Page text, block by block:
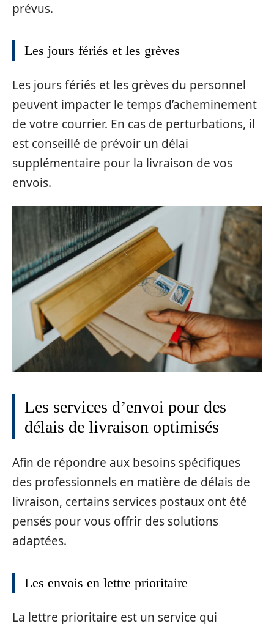
prévus.
Les jours fériés et les grèves
Les jours fériés et les grèves du personnel
peuvent impacter le temps d’acheminement
de votre courrier. En cas de perturbations, il
est conseillé de prévoir un délai
supplémentaire pour la livraison de vos
envois.
Les services d’envoi pour des
délais de livraison optimisés
Afin de répondre aux besoins spécifiques
des professionnels en matière de délais de
livraison, certains services postaux ont été
pensés pour vous offrir des solutions
adaptées.
Les envois en lettre prioritaire
La lettre prioritaire est un service qui